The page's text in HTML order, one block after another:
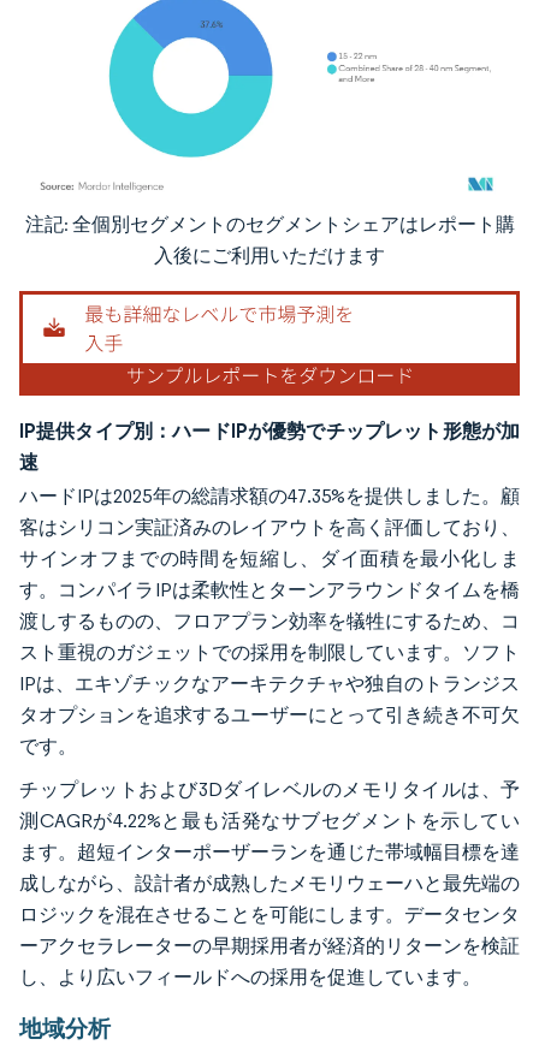
画像 © Mordor Intelligence。再利用にはCC BY 4.0の表示が必要です。
注記: 全個別セグメントのセグメントシェアはレポート購
入後にご利用いただけます
IP提供タイプ別：ハードIPが優勢でチップレット形態が加
速
ハードIPは2025年の総請求額の47.35%を提供しました。顧
客はシリコン実証済みのレイアウトを高く評価しており、
サインオフまでの時間を短縮し、ダイ面積を最小化しま
す。コンパイラIPは柔軟性とターンアラウンドタイムを橋
渡しするものの、フロアプラン効率を犠牲にするため、コ
スト重視のガジェットでの採用を制限しています。ソフト
IPは、エキゾチックなアーキテクチャや独自のトランジス
タオプションを追求するユーザーにとって引き続き不可欠
です。
チップレットおよび3Dダイレベルのメモリタイルは、予
測CAGRが4.22%と最も活発なサブセグメントを示してい
ます。超短インターポーザーランを通じた帯域幅目標を達
成しながら、設計者が成熟したメモリウェーハと最先端の
ロジックを混在させることを可能にします。データセンタ
ーアクセラレーターの早期採用者が経済的リターンを検証
し、より広いフィールドへの採用を促進しています。
地域分析